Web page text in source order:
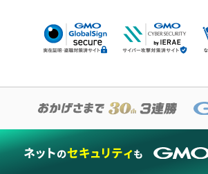
当ウェブサイトでは、サービスの提供および
同意する
Cookieポリ